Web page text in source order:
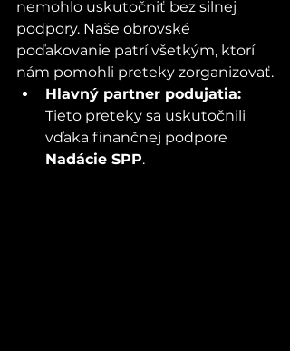
nemohlo uskutočniť bez silnej
podpory. Naše obrovské
poďakovanie patrí všetkým, ktorí
nám pomohli preteky zorganizovať.
Hlavný partner podujatia:
Tieto preteky sa uskutočnili
vďaka finančnej podpore
Nadácie SPP.